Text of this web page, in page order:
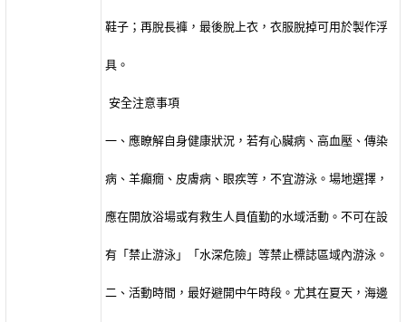
鞋子；再脫長褲，最後脫上衣，衣服脫掉可用於製作浮
具。
安全注意事項
一、應瞭解自身健康狀況，若有心臟病、高血壓、傳染
病、羊癲癇、皮膚病、眼疾等，不宜游泳。場地選擇，
應在開放浴場或有救生人員值勤的水域活動。不可在設
有「禁止游泳」「水深危險」等禁止標誌區域內游泳。
二、活動時間，最好避開中午時段。尤其在夏天，海邊